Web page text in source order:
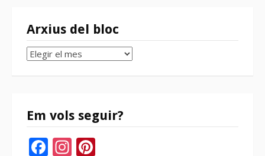
Arxius del bloc
Arxius
bloc
Em vols seguir?
Facebook
Instagram